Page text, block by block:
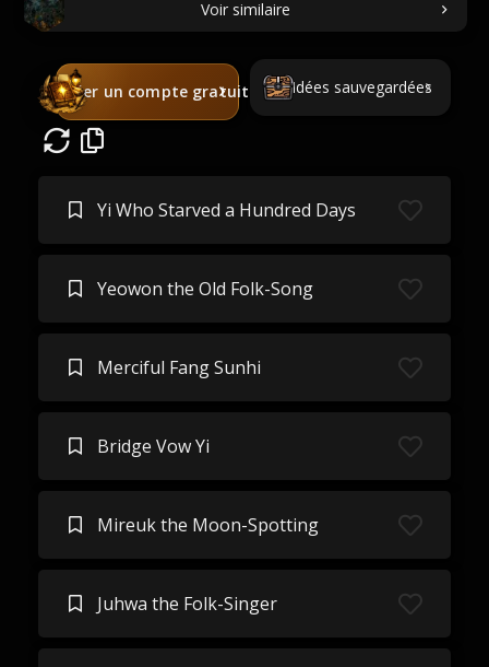
Voir similaire
Créer un compte gratuit Idées sauvegardées
Yi Who Starved a Hundred Days
Yeowon the Old Folk-Song
Merciful Fang Sunhi
Bridge Vow Yi
Mireuk the Moon-Spotting
Juhwa the Folk-Singer